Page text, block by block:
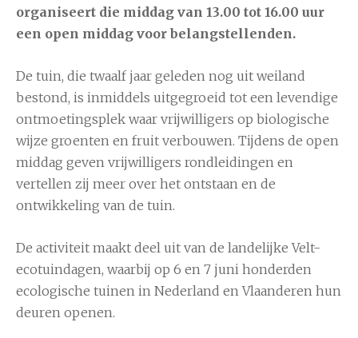
organiseert die middag van 13.00 tot 16.00 uur
een open middag voor belangstellenden.
De tuin, die twaalf jaar geleden nog uit weiland
bestond, is inmiddels uitgegroeid tot een levendige
ontmoetingsplek waar vrijwilligers op biologische
wijze groenten en fruit verbouwen. Tijdens de open
middag geven vrijwilligers rondleidingen en
vertellen zij meer over het ontstaan en de
ontwikkeling van de tuin.
De activiteit maakt deel uit van de landelijke Velt-
ecotuindagen, waarbij op 6 en 7 juni honderden
ecologische tuinen in Nederland en Vlaanderen hun
deuren openen.